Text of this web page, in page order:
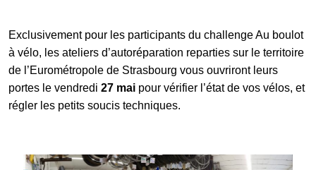
Galerie photos
Résultats
Exclusivement pour les participants du challenge Au boulot
à vélo, les ateliers d’autoréparation reparties sur le territoire
de l’Eurométropole de Strasbourg vous ouvriront leurs
portes le vendredi 27 mai pour vérifier l’état de vos vélos, et
régler les petits soucis techniques.